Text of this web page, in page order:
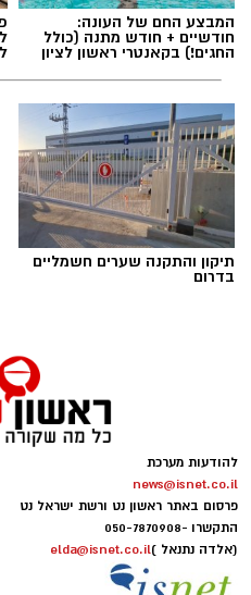
תגים: הפגנות חרדיים גיוס
הפגנות חרדים chatgpt
הפגנות הענק היום,
מאות אלפי אזרחים,
אם הציבור החרדי יודע
להישמע להוראות,
המבצע החם של העונה:
חודשיים + חודש מתנה (כולל
החגים!) בקאנטרי ראשון לציון
תיקון והתקנה שערים חשמליים
בדרום
להודעות מערכת
news@isnet.co.il
פרסום באתר ראשון נט ורשת ישראל נט
התקשרו -050-7870908
(אלדה נתנאל )elda@isnet.co.il